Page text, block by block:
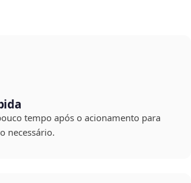
tempo após o acionamento para
necessário.